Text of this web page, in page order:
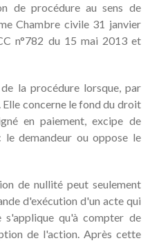
de procédure au sens de
Chambre civile 31 janvier
n°782 du 15 mai 2013 et
la procédure lorsque, par
. Elle concerne le fond du droit
en paiement, excipe de
demandeur ou oppose le
de nullité peut seulement
d'exécution d'un acte qui
s'applique qu'à compter de
de l'action. Après cette